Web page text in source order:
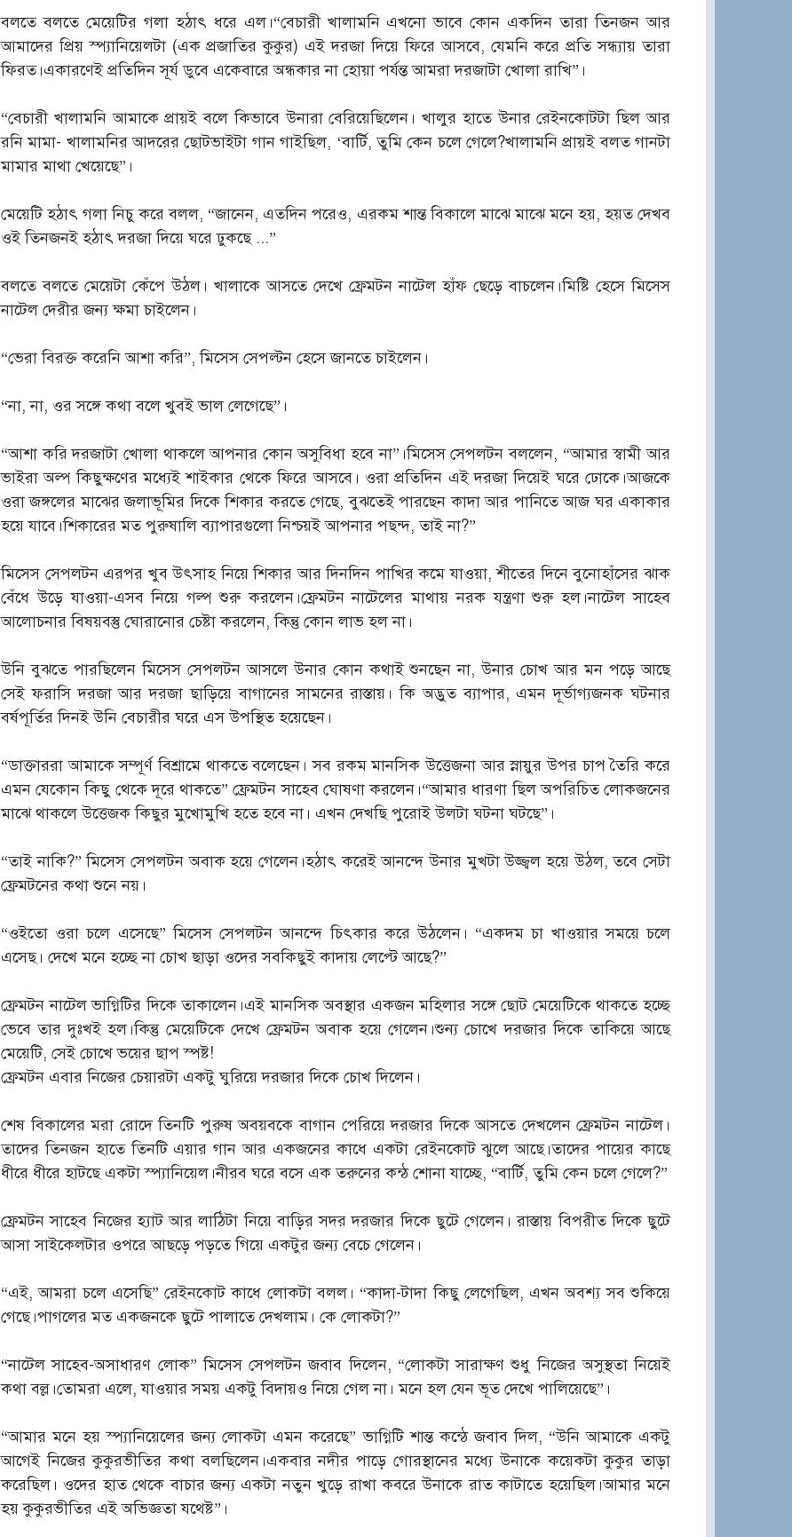
বলতে বলতে মেয়েটির গলা হঠাৎ ধরে এল।“বেচারী খালামনি এখনো ভাবে কোন একদিন তারা তিনজন আর
আমাদের প্রিয় স্প্যানিয়েলটা (এক প্রজাতির কুকুর) এই দরজা দিয়ে ফিরে আসবে, যেমনি করে প্রতি সন্ধ্যায় তারা
ফিরত।একারণেই প্রতিদিন সূর্য ডুবে একেবারে অন্ধকার না হোয়া পর্যন্ত আমরা দরজাটা খোলা রাখি”।
“বেচারী খালামনি আমাকে প্রায়ই বলে কিভাবে উনারা বেরিয়েছিলেন। খালুর হাতে উনার রেইনকোটটা ছিল আর
রনি মামা- খালামনির আদরের ছোটভাইটা গান গাইছিল, ‘বার্টি, তুমি কেন চলে গেলে?খালামনি প্রায়ই বলত গানটা
মামার মাথা খেয়েছে”।
মেয়েটি হঠাৎ গলা নিচু করে বলল, “জানেন, এতদিন পরেও, এরকম শান্ত বিকালে মাঝে মাঝে মনে হয়, হয়ত দেখব
ওই তিনজনই হঠাৎ দরজা দিয়ে ঘরে ঢুকছে ...”
বলতে বলতে মেয়েটা কেঁপে উঠল। খালাকে আসতে দেখে ফ্রেমটন নাটেল হাঁফ ছেড়ে বাচলেন।মিষ্টি হেসে মিসেস
নাটেল দেরীর জন্য ক্ষমা চাইলেন।
“ভেরা বিরক্ত করেনি আশা করি”, মিসেস সেপল্টন হেসে জানতে চাইলেন।
“না, না, ওর সঙ্গে কথা বলে খুবই ভাল লেগেছে”।
“আশা করি দরজাটা খোলা থাকলে আপনার কোন অসুবিধা হবে না”।মিসেস সেপলটন বললেন, “আমার স্বামী আর
ভাইরা অল্প কিছুক্ষণের মধ্যেই শাইকার থেকে ফিরে আসবে। ওরা প্রতিদিন এই দরজা দিয়েই ঘরে ঢোকে।আজকে
ওরা জঙ্গলের মাঝের জলাভূমির দিকে শিকার করতে গেছে, বুঝতেই পারছেন কাদা আর পানিতে আজ ঘর একাকার
হয়ে যাবে।শিকারের মত পুরুষালি ব্যাপারগুলো নিশ্চয়ই আপনার পছন্দ, তাই না?”
মিসেস সেপলটন এরপর খুব উৎসাহ নিয়ে শিকার আর দিনদিন পাখির কমে যাওয়া, শীতের দিনে বুনোহাঁসের ঝাক
বেঁধে উড়ে যাওয়া-এসব নিয়ে গল্প শুরু করলেন।ফ্রেমটন নাটেলের মাথায় নরক যন্ত্রণা শুরু হল।নাটেল সাহেব
আলোচনার বিষয়বস্তু ঘোরানোর চেষ্টা করলেন, কিন্তু কোন লাভ হল না।
উনি বুঝতে পারছিলেন মিসেস সেপলটন আসলে উনার কোন কথাই শুনছেন না, উনার চোখ আর মন পড়ে আছে
সেই ফরাসি দরজা আর দরজা ছাড়িয়ে বাগানের সামনের রাস্তায়। কি অদ্ভুত ব্যাপার, এমন দূর্ভাগ্যজনক ঘটনার
বর্ষপূর্তির দিনই উনি বেচারীর ঘরে এস উপস্থিত হয়েছেন।
“ডাক্তাররা আমাকে সম্পূর্ণ বিশ্রামে থাকতে বলেছেন। সব রকম মানসিক উত্তেজনা আর স্নায়ুর উপর চাপ তৈরি করে
এমন যেকোন কিছু থেকে দূরে থাকতে” ফ্রেমটন সাহেব ঘোষণা করলেন।“আমার ধারণা ছিল অপরিচিত লোকজনের
মাঝে থাকলে উত্তেজক কিছুর মুখোমুখি হতে হবে না। এখন দেখছি পুরোই উলটা ঘটনা ঘটছে”।
“তাই নাকি?” মিসেস সেপলটন অবাক হয়ে গেলেন।হঠাৎ করেই আনন্দে উনার মুখটা উজ্জ্বল হয়ে উঠল, তবে সেটা
ফ্রেমটনের কথা শুনে নয়।
“ওইতো ওরা চলে এসেছে” মিসেস সেপলটন আনন্দে চিৎকার করে উঠলেন। “একদম চা খাওয়ার সময়ে চলে
এসেছ। দেখে মনে হচ্ছে না চোখ ছাড়া ওদের সবকিছুই কাদায় লেপ্টে আছে?”
ফ্রেমটন নাটেল ভাগ্নিটির দিকে তাকালেন।এই মানসিক অবস্থার একজন মহিলার সঙ্গে ছোট মেয়েটিকে থাকতে হচ্ছে
ভেবে তার দুঃখই হল।কিন্তু মেয়েটিকে দেখে ফ্রেমটন অবাক হয়ে গেলেন।শুন্য চোখে দরজার দিকে তাকিয়ে আছে
মেয়েটি, সেই চোখে ভয়ের ছাপ স্পষ্ট!
ফ্রেমটন এবার নিজের চেয়ারটা একটু ঘুরিয়ে দরজার দিকে চোখ দিলেন।
শেষ বিকালের মরা রোদে তিনটি পুরুষ অবয়বকে বাগান পেরিয়ে দরজার দিকে আসতে দেখলেন ফ্রেমটন নাটেল।
তাদের তিনজন হাতে তিনটি এয়ার গান আর একজনের কাধে একটা রেইনকোট ঝুলে আছে।তাদের পায়ের কাছে
ধীরে ধীরে হাটছে একটা স্প্যানিয়েল।নীরব ঘরে বসে এক তরুনের কন্ঠ শোনা যাচ্ছে, “বার্টি, তুমি কেন চলে গেলে?”
ফ্রেমটন সাহেব নিজের হ্যাট আর লাঠিটা নিয়ে বাড়ির সদর দরজার দিকে ছুটে গেলেন। রাস্তায় বিপরীত দিকে ছুটে
আসা সাইকেলটার ওপরে আছড়ে পড়তে গিয়ে একটুর জন্য বেচে গেলেন।
“এই, আমরা চলে এসেছি” রেইনকোট কাধে লোকটা বলল। “কাদা-টাদা কিছু লেগেছিল, এখন অবশ্য সব শুকিয়ে
গেছে।পাগলের মত একজনকে ছুটে পালাতে দেখলাম। কে লোকটা?”
“নাটেল সাহেব-অসাধারণ লোক” মিসেস সেপলটন জবাব দিলেন, “লোকটা সারাক্ষণ শুধু নিজের অসুস্থতা নিয়েই
কথা বল্ল।তোমরা এলে, যাওয়ার সময় একটু বিদায়ও নিয়ে গেল না। মনে হল যেন ভূত দেখে পালিয়েছে”।
“আমার মনে হয় স্প্যানিয়েলের জন্য লোকটা এমন করেছে” ভাগ্নিটি শান্ত কন্ঠে জবাব দিল, “উনি আমাকে একটু
আগেই নিজের কুকুরভীতির কথা বলছিলেন।একবার নদীর পাড়ে গোরস্থানের মধ্যে উনাকে কয়েকটা কুকুর তাড়া
করেছিল। ওদের হাত থেকে বাচার জন্য একটা নতুন খুড়ে রাখা কবরে উনাকে রাত কাটাতে হয়েছিল।আমার মনে
হয় কুকুরভীতির এই অভিজ্ঞতা যথেষ্ট”।